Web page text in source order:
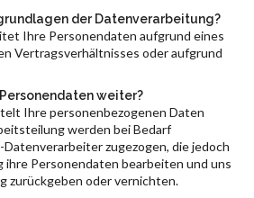
der Datenverarbeitung?
Ihre Personendaten aufgrund eines
Vertragsverhältnisses oder aufgrund
weiter?
Ihre personenbezogenen Daten
werden bei Bedarf
zugezogen, die jedoch
ihre Personendaten bearbeiten und uns
zurückgeben oder vernichten.